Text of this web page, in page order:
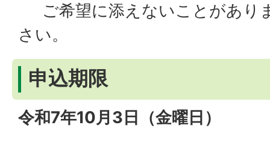
ご希望に添えないことがあり
さい。
申込期限
令和7年10月3日（金曜日）